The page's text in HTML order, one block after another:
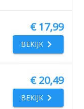
€ 17,99
BEKIJK
€ 20,49
BEKIJK